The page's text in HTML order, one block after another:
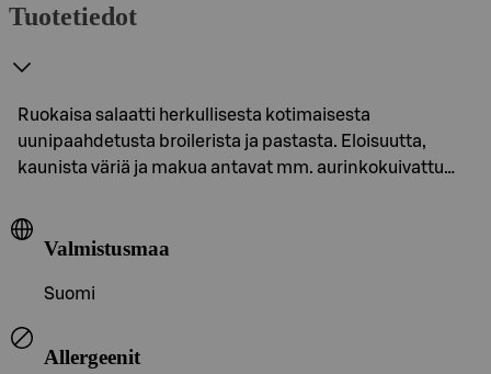
Tuotetiedot
Ruokaisa salaatti herkullisesta kotimaisesta
uunipaahdetusta broilerista ja pastasta. Eloisuutta,
kaunista väriä ja makua antavat mm. aurinkokuivattu…
Valmistusmaa
Suomi
Allergeenit